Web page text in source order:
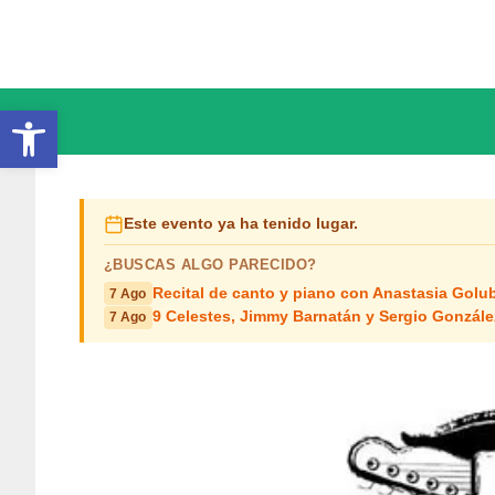
Abrir barra de herramientas
Este evento ya ha tenido lugar.
¿BUSCAS ALGO PARECIDO?
7 Ago Recital de canto y piano con Anastasia
7 Ago 9 Celestes, Jimmy Barnatán y Sergio